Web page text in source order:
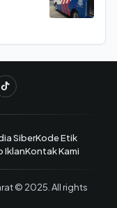
SiberKode Etik
IklanKontak Kami
© 2025. All rights